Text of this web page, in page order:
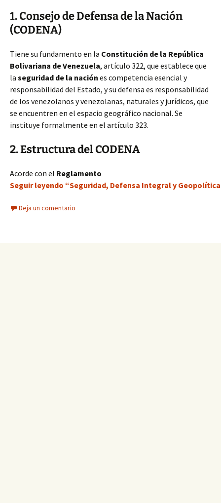
1. Consejo de Defensa de la Nación
(CODENA)
Tiene su fundamento en la Constitución de la República
Bolivariana de Venezuela, artículo 322, que establece que
la seguridad de la nación es competencia esencial y
responsabilidad del Estado, y su defensa es responsabilidad
de los venezolanos y venezolanas, naturales y jurídicos, que
se encuentren en el espacio geográfico nacional. Se
instituye formalmente en el artículo 323.
2. Estructura del CODENA
Acorde con el Reglamento
Seguir leyendo “Seguridad, Defensa Integral y
Deja un comentario